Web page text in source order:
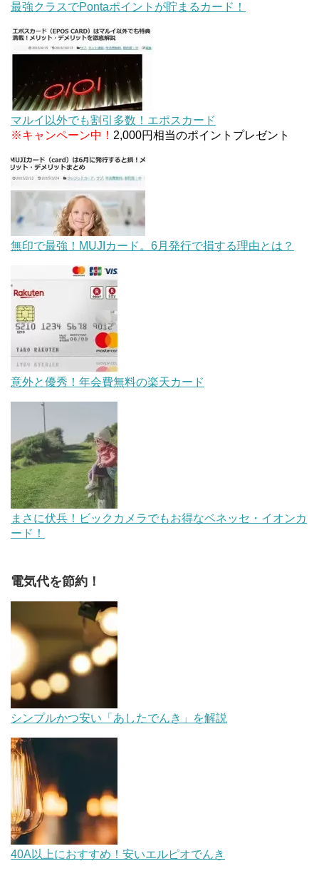
最強クラスでPontaポイントが貯まるカード！
マルイ以外でも割引多数！エポスカード
※キャンペーン中！ 2,000円相当のポイントプレゼント
無印で最強！MUJIカード。6月発行で損する理由とは？
意外と優秀！年会費無料の楽天カード
まさに伏兵！ビックカメラでもお得なベネッセ・イオンカ
ード！
電気代を節約！
シンプルかつ安い「あしたでんき」を解説
40A以上におすすめ！安いエルピオでんき